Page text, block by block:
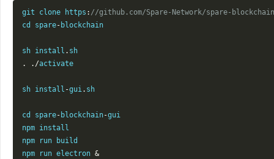
git clone https : //github.com/Spare-Network/spare-blockchain
cd spare- blockchain
sh install .
.
./activate
sh install -gui. sh
cd spare- blockchain-gui
npm install
npm run build
npm run electron &